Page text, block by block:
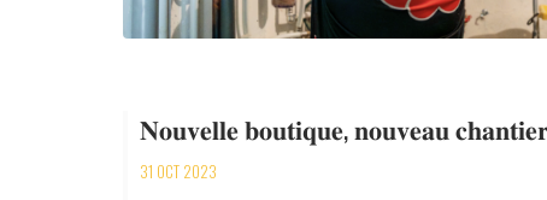
𝐍𝐨𝐮𝐯𝐞𝐥𝐥𝐞 𝐛𝐨𝐮𝐭𝐢𝐪𝐮𝐞, 𝐧𝐨𝐮𝐯𝐞𝐚𝐮
31 OCT 2023